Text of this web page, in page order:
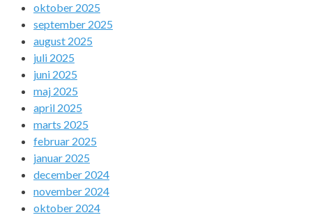
oktober 2025
september 2025
august 2025
juli 2025
juni 2025
maj 2025
april 2025
marts 2025
februar 2025
januar 2025
december 2024
november 2024
oktober 2024